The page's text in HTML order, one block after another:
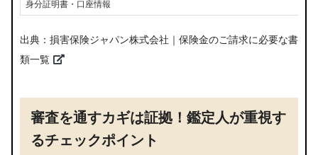
身分証明書・口座情報
出典： 損害保険ジャパン株式会社｜保険金のご請求に必要な書
類一覧
審査を通すカギは証拠！鑑定人が重視す
るチェックポイント